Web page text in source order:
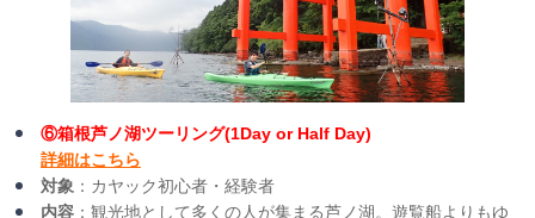
⑥箱根芦ノ湖ツーリング(1Day or Half Day)
詳細はこちら
対象 ：カヤック初心者・経験者
内容 ：観光地として多くの人が集まる芦ノ湖。遊覧船よりもゆ